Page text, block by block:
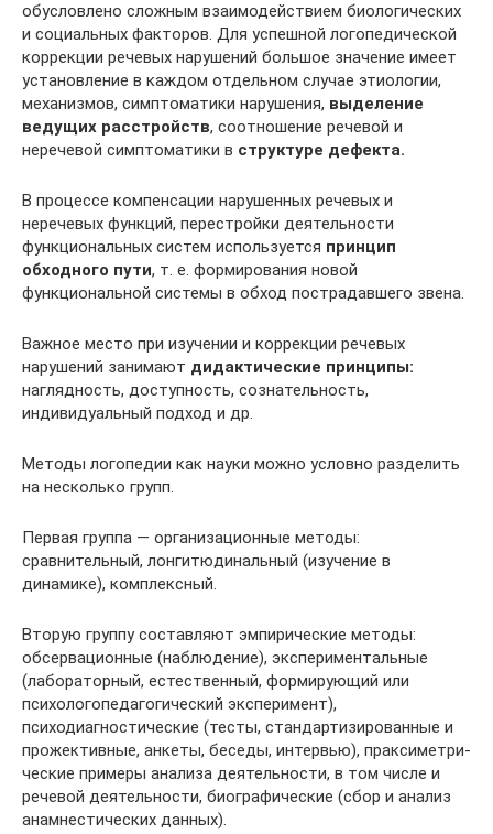
обусловлено сложным взаимодействием биологических
и социальных факторов. Для успешной логопедической
коррекции речевых нарушений большое значение имеет
установление в каждом отдельном случае этиологии,
механизмов, симптоматики нарушения, выделение
ведущих расстройств, соотношение речевой и
неречевой симптоматики в структуре дефекта.
В процессе компенсации нарушенных речевых и
неречевых функций, перестройки деятельности
функциональных систем используется принцип
обходного пути, т. е. формирования новой
функциональной системы в обход пострадавшего звена.
Важное место при изучении и коррекции речевых
нарушений занимают дидактические принципы:
наглядность, доступность, сознательность,
индивидуальный подход и др.
Методы логопедии как науки можно условно разделить
на несколько групп.
Первая группа — организационные методы:
сравнительный, лонгитюдинальный (изучение в
динамике), комплексный.
Вторую группу составляют эмпирические методы:
обсервационные (наблюдение), экспериментальные
(лабораторный, естественный, формирующий или
психологопедагогический эксперимент),
психодиагностические (тесты, стандартизированные и
прожективные, анкеты, беседы, интервью), праксиметри-
ческие примеры анализа деятельности, в том числе и
речевой деятельности, биографические (сбор и анализ
анамнестических данных).